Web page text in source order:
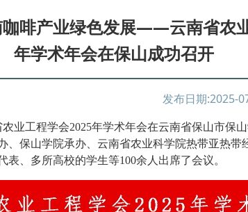
啡产业绿色发展——云南省农
年学术年会在保山成功召开
发布日期:2025-
农业工程学会2025年学术年会在云南省保山市保山
、保山学院承办、云南省农业科学院热带亚热带
表、多所高校的学生等100余 人 出席了会议。